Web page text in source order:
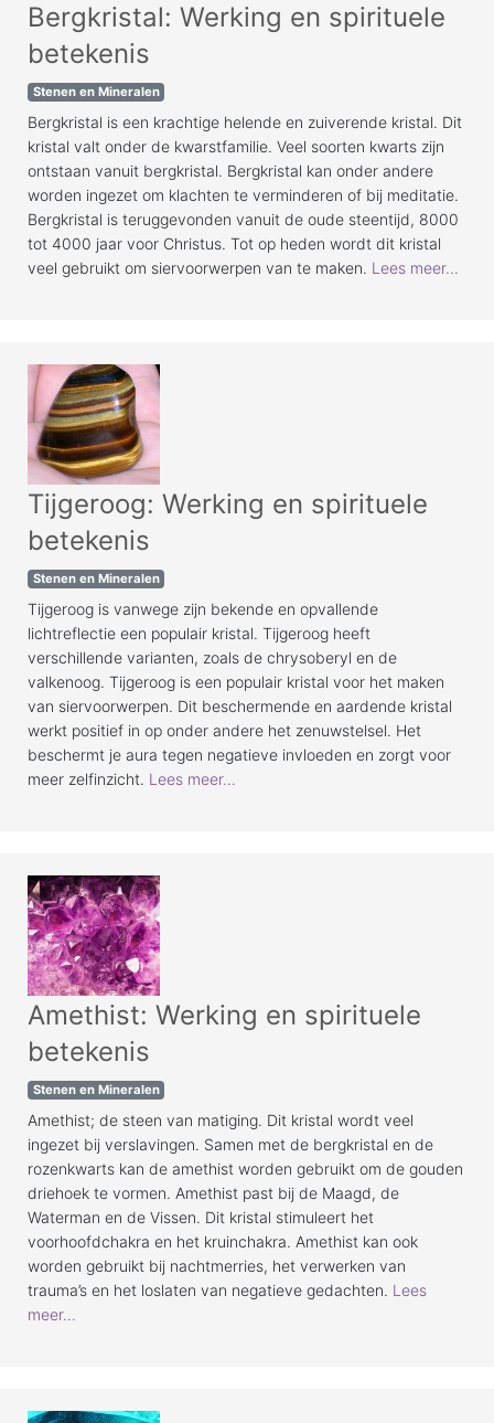
Bergkristal: Werking en spirituele
betekenis
Stenen en Mineralen
Bergkristal is een krachtige helende en zuiverende kristal. Dit
kristal valt onder de kwarstfamilie. Veel soorten kwarts zijn
ontstaan vanuit bergkristal. Bergkristal kan onder andere
worden ingezet om klachten te verminderen of bij meditatie.
Bergkristal is teruggevonden vanuit de oude steentijd, 8000
tot 4000 jaar voor Christus. Tot op heden wordt dit kristal
veel gebruikt om siervoorwerpen van te maken. Lees meer...
Tijgeroog: Werking en spirituele
betekenis
Stenen en Mineralen
Tijgeroog is vanwege zijn bekende en opvallende
lichtreflectie een populair kristal. Tijgeroog heeft
verschillende varianten, zoals de chrysoberyl en de
valkenoog. Tijgeroog is een populair kristal voor het maken
van siervoorwerpen. Dit beschermende en aardende kristal
werkt positief in op onder andere het zenuwstelsel. Het
beschermt je aura tegen negatieve invloeden en zorgt voor
meer zelfinzicht. Lees meer...
Amethist: Werking en spirituele
betekenis
Stenen en Mineralen
Amethist; de steen van matiging. Dit kristal wordt veel
ingezet bij verslavingen. Samen met de bergkristal en de
rozenkwarts kan de amethist worden gebruikt om de gouden
driehoek te vormen. Amethist past bij de Maagd, de
Waterman en de Vissen. Dit kristal stimuleert het
voorhoofdchakra en het kruinchakra. Amethist kan ook
worden gebruikt bij nachtmerries, het verwerken van
trauma’s en het loslaten van negatieve gedachten. Lees
meer...